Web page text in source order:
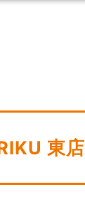
東店